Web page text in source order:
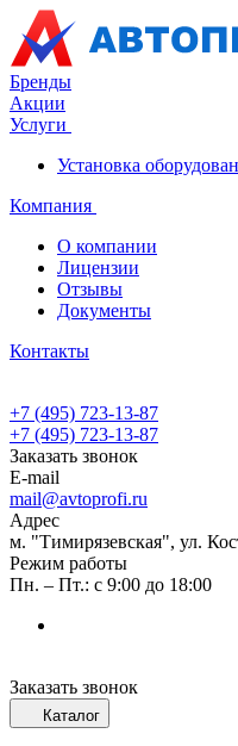
Бренды
Акции
Услуги
Установка
Компания
О компании
Лицензии
Отзывы
Документы
Контакты
+7 (495) 723-13-87
+7 (495) 723-13-87
Заказать звонок
E-mail
mail@avtoprofi.ru
Адрес
м. "Тимирязевская", ул.
Режим работы
Пн. – Пт.: с 9:00 до 18:00
Заказать звонок
Каталог